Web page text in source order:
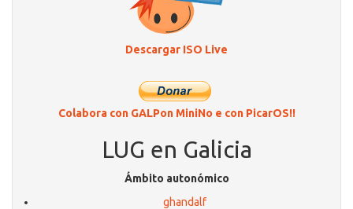
Descargar ISO Live
Colabora con GALPon MiniNo e con PicarOS!!
LUG en Galicia
Ámbito autonómico
ghandalf